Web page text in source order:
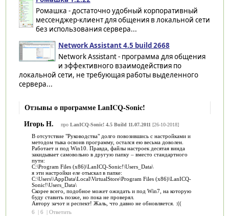
Ромашка - достаточно удобный корпоративный
мессенджер-клиент для общения в локальной сети
без использования сервера...
Network Assistant 4.5 build 2668
Network Assistant - программа для общения
и эффективного взаимодействия по
локальной сети, не требующая работы выделенного
сервера...
Отзывы о программе LanICQ-Sonic!
Игорь Н.
про LanICQ-Sonic! 4.5 Build 11.07.2011 [26-10-2018]
В отсутствие "Руководства" долго повозившись с настройками и
методом тыка освоив программу, остался ею весьма доволен.
Работает и под Win10. Правда, файлы настроек десятая винда
закидывает самовольно в другую папку – вместо стандартного
пути:
C:\Program Files (x86)\LanICQ-Sonic!\Users_Data\
я эти настройки еле отыскал в папке:
C:\Users\\AppData\Local\VirtualStore\Program Files (x86)\LanICQ-
Sonic!\Users_Data\
Скорее всего, подобное может ожидать и под Win7, на которую
буду ставить позже, но пока не проверял.
Автору зачот и респект! Жаль, что давно не обновляется. :((
6
6 Ответить